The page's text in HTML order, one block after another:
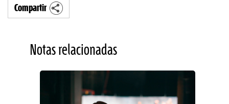
Compartir
Notas relacionadas